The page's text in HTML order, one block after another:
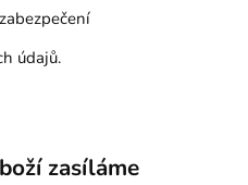
údajů.
zasíláme